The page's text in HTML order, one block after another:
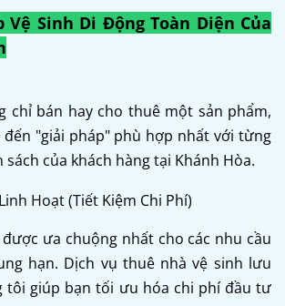
Vệ Sinh Di Động Toàn Diện Của
chỉ bán hay cho thuê một sản phẩm,
"giải pháp" phù hợp nhất với từng
sách của khách hàng tại Khánh Hòa.
Hoạt (Tiết Kiệm Chi Phí)
ưa chuộng nhất cho các nhu cầu
hạn. Dịch vụ thuê nhà vệ sinh lưu
tôi giúp bạn tối ưu hóa chi phí đầu tư